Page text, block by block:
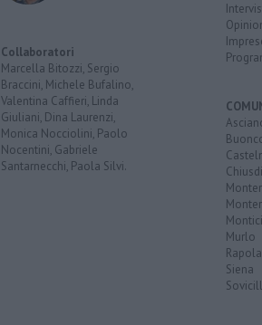
Collaboratori
Marcella Bitozzi, Sergio
Braccini, Michele Bufalino,
Valentina Caffieri, Linda
Giuliani, Dina Laurenzi,
Monica Nocciolini, Paolo
Nocentini, Gabriele
Santarnecchi, Paola Silvi.
Murlo
Siena